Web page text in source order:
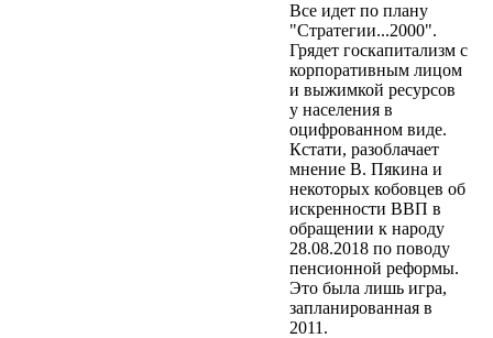
Все идет по плану
"Стратегии...2000".
Грядет госкапитализм с
корпоративным лицом
и выжимкой ресурсов
у населения в
оцифрованном виде.
Кстати, разоблачает
мнение В. Пякина и
некоторых кобовцев об
искренности ВВП в
обращении к народу
28.08.2018 по поводу
пенсионной реформы.
Это была лишь игра,
запланированная в
2011.